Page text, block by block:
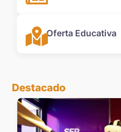
Oferta Educativa
Destacado